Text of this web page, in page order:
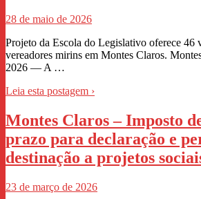
28 de maio de 2026
Projeto da Escola do Legislativo oferece 46
vereadores mirins em Montes Claros.
2026 — A …
Leia esta postagem ›
Montes Claros – Imposto
prazo para declaração e
destinação a projetos
23 de março de 2026